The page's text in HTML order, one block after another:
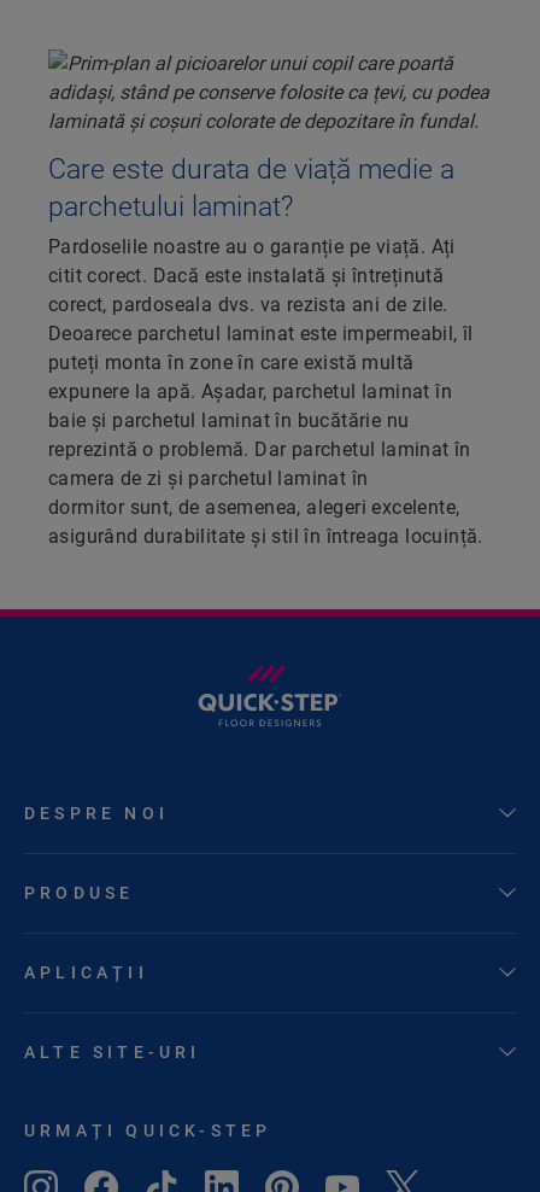
Care este durata de viață medie a
parchetului laminat?
Pardoselile noastre au o garanție pe viață. Ați
citit corect. Dacă este instalată și întreținută
corect, pardoseala dvs. va rezista ani de zile.
Deoarece parchetul laminat este impermeabil, îl
puteți monta în zone în care există multă
expunere la apă. Așadar, parchetul laminat în
baie și parchetul laminat în bucătărie nu
reprezintă o problemă. Dar parchetul laminat în
camera de zi și parchetul laminat în
dormitor sunt, de asemenea, alegeri excelente,
asigurând durabilitate și stil în întreaga locuință.
DESPRE NOI
PRODUSE
APLICAȚII
ALTE SITE-URI
URMAȚI QUICK-STEP